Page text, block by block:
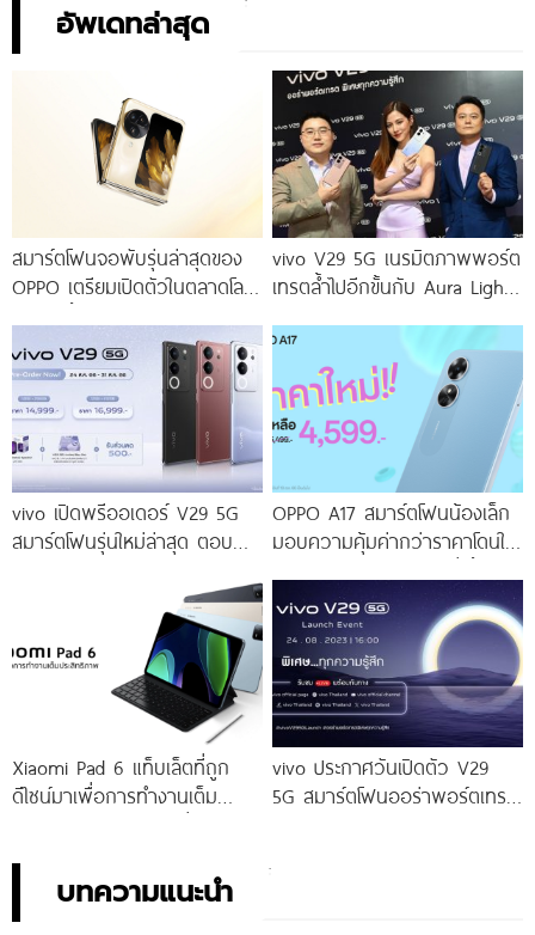
อัพเดทล่าสุด
สมาร์ตโฟนจอพับรุ่นล่าสุดของ
OPPO เตรียมเปิดตัวในตลาดโลก
vivo V29 5G เนรมิตภาพพอร์ต
เทรตล้ำไปอีกขั้นกับ Aura Light
โดดเด่นด้วยสุนทรียศาสตร์แห่ง
vivo เปิดพรีออเดอร์ V29 5G
สมาร์ตโฟนรุ่นใหม่ล่าสุด ตอบ
ราคาเริ่มต้นเพียง 14,999 บาท
จัดเต็มกับโปรโมชันพิเศษก่อนใคร
OPPO A17 สมาร์ตโฟนน้องเล็ก
มอบความคุ้มค่ากว่าราคาโดนใจ
ราคาใหม่เพียง 4,599 บาท
เท่านั้น!
Xiaomi Pad 6 แท็บเล็ตที่ถูก
ดีไซน์มาเพื่อการทำงานเต็ม
vivo ประกาศวันเปิดตัว V29
5G สมาร์ตโฟนออร่าพอร์ตเทร
บทความแนะนำ